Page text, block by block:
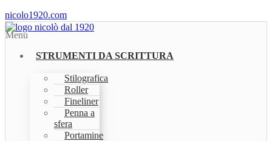
nicolo1920.com
Menu
STRUMENTI DA SCRITTURA
Stilografica
Roller
Fineliner
Penna a
sfera
Portamine